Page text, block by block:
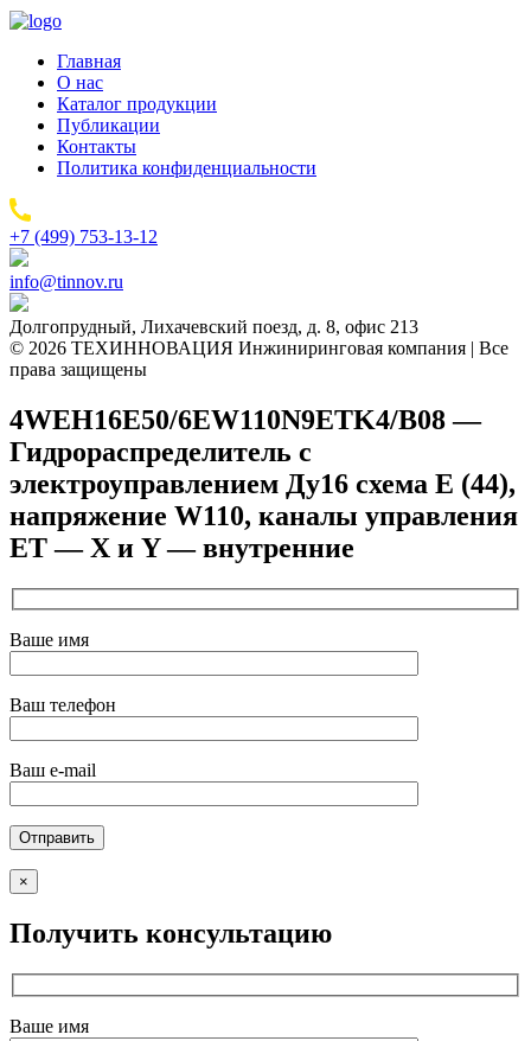
Главная
О нас
Каталог продукции
Публикации
Контакты
Политика конфиденциальности
+7 (499) 753-13-12
info@tinnov.ru
Долгопрудный, Лихачевский поезд, д. 8, офис 213
© 2026 ТЕХИННОВАЦИЯ Инжиниринговая компания | Все
права защищены
4WEH16E50/6EW110N9ETK4/B08 —
Гидрораспределитель с
электроуправлением Ду16 схема E (44),
напряжение W110, каналы управления
ET — X и Y — внутренние
Ваше имя
Ваш телефон
Ваш e-mail
×
Получить консультацию
Ваше имя